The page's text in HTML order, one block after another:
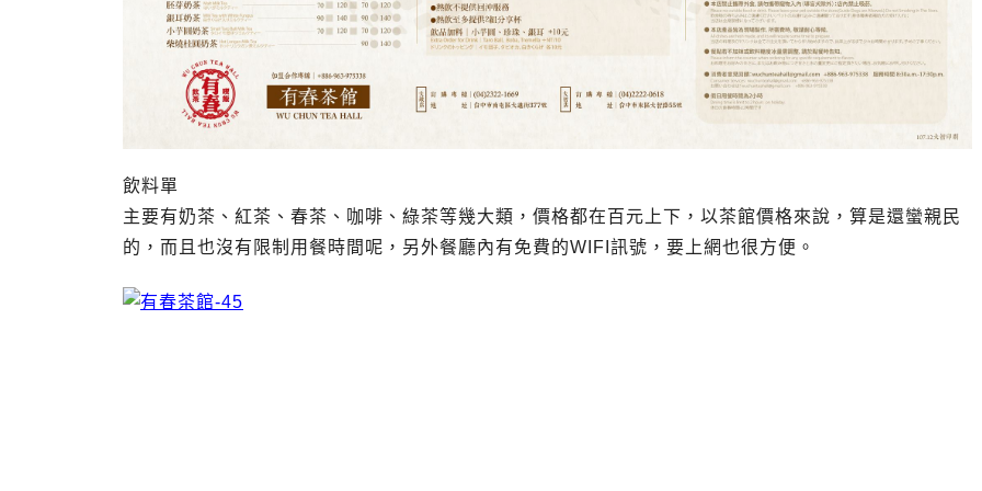
飲料單
主要有奶茶、紅茶、春茶、咖啡、綠茶等幾大類，價格都在百元上下，以茶館價格來說，算是還蠻親民
的，而且也沒有限制用餐時間呢，另外餐廳內有免費的WIFI訊號，要上網也很方便。